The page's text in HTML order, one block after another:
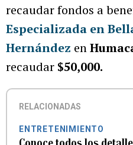
recaudar fondos a
Especializada en
Hernández en
recaudar $50,000.
RELACIONADAS
ENTRETENIMIENTO